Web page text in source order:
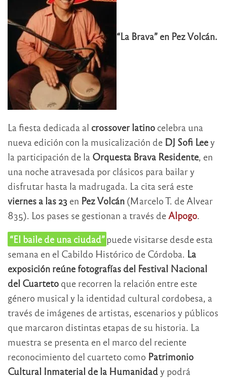
“La Brava” en Pez Volcán.
La fiesta dedicada al crossover latino celebra una
nueva edición con la musicalización de DJ Sofi Leey
la participación de la Orquesta Brava Residente, en
una noche atravesada por clásicos para bailar y
disfrutar hasta la madrugada. La cita será este
viernes a las 23 en Pez Volcán (Marcelo T. de Alvear
835). Los pases se gestionan a través de Alpogo.
“El baile de una ciudad”puede visitarse desde esta
semana en el Cabildo Histórico de Córdoba. La
exposición reúne fotografías del Festival Nacional
del Cuarteto que recorren la relación entre este
género musical y la identidad cultural cordobesa, a
través de imágenes de artistas, escenarios y públicos
que marcaron distintas etapas de su historia. La
muestra se presenta en el marco del reciente
reconocimiento del cuarteto como Patrimonio
Cultural Inmaterial de la Humanidady podrá